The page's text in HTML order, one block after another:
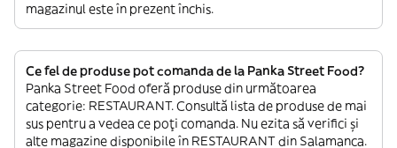
magazinul este în prezent închis.
Ce fel de produse pot comanda de la Panka Street Food?
Panka Street Food oferă produse din următoarea
categorie: RESTAURANT. Consultă lista de produse de mai
sus pentru a vedea ce poți comanda. Nu ezita să verifici și
alte magazine disponibile în RESTAURANT din Salamanca.